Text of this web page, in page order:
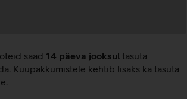
saad 14 päeva jooksul tasuta
Kuupakkumistele kehtib lisaks ka tasuta